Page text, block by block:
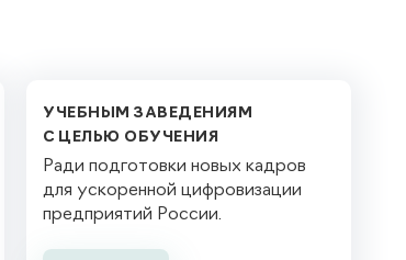
УЧЕБНЫМ ЗАВЕДЕНИЯМ
С ЦЕЛЬЮ ОБУЧЕНИЯ
Ради подготовки новых кадров
для ускоренной цифровизации
предприятий России.